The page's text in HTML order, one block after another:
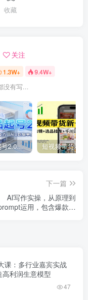
收藏
关注
1.3W+ 9.4W+
没有写...
快手年轻品起号2.0：养号选品，剪辑封面，投流技巧，从0到爆单全流程
下一篇
AI写作实操，从原理到
运用，包含爆款打
课：多行业嘉宾实战
利润生意模型
47